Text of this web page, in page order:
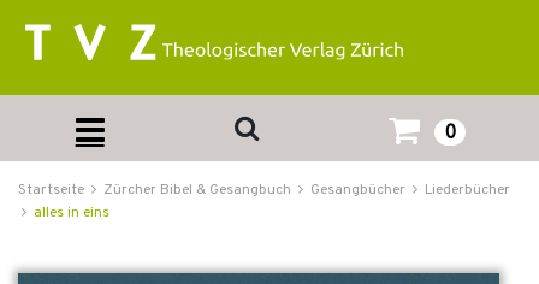
0
Startseite Zürcher Bibel & Gesangbuch Gesangbücher
Liederbücher
alles in eins